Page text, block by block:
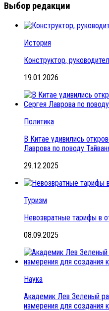
Выбор редакции
История
Конструктор,
19.01.2026
Политика
В Китае удивились
Лаврова по поводу
29.12.2025
Туризм
Невозвратные тарифы в
08.09.2025
Наука
Академик Лев Зеленый
измерения для создания